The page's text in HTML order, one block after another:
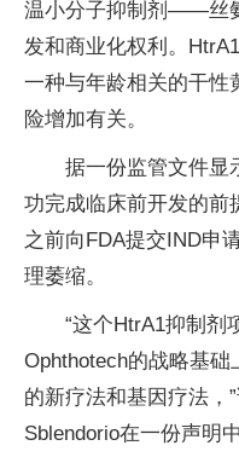
温小分子抑制剂——丝
发和商业化权利。
一种与年龄相关的干性
险增加有关。
据一份监管文件显
功完成临床前开发的前
之前向FDA提交IND申
理萎缩。
“这个HtrA1抑制剂
Ophthotech的战略基
的新疗法和基因疗法，
Sblendorio在一份声明